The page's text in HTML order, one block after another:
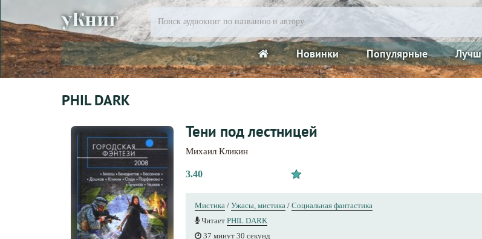
уКниг
Новинки Популярные
PHIL DARK
Тени под лестницей
Михаил Кликин
3.40
Мистика / Ужасы, мистика / Социальная фантастика
Читает PHIL DARK
37 минут 30 секунд